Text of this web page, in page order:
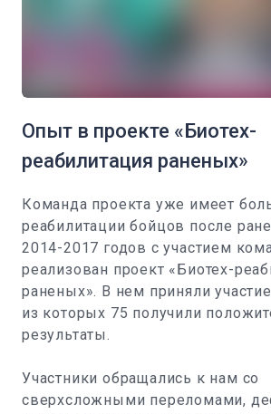
Опыт в проекте «Биотех-
реабилитация раненых»
Команда проекта уже имеет
реабилитации бойцов после
2014-2017 годов с участием
реализован проект «Биотех-
раненых». В нем приняли
из которых 75 получили
результаты.
Участники обращались к нам со
сверхсложными переломами,